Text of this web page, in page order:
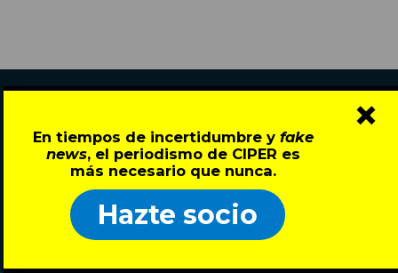
En tiempos de incertidumbre y fake
news, el periodismo de CIPER es
más necesario que nunca.
Hazte socio
×
Director: Pedro Ramírez
José Miguel de la Barra 412, Santiago de Chile
Todos los derechos reservados © 2007-2026
SECCIONES ARCHIVO SOBRE CIPER